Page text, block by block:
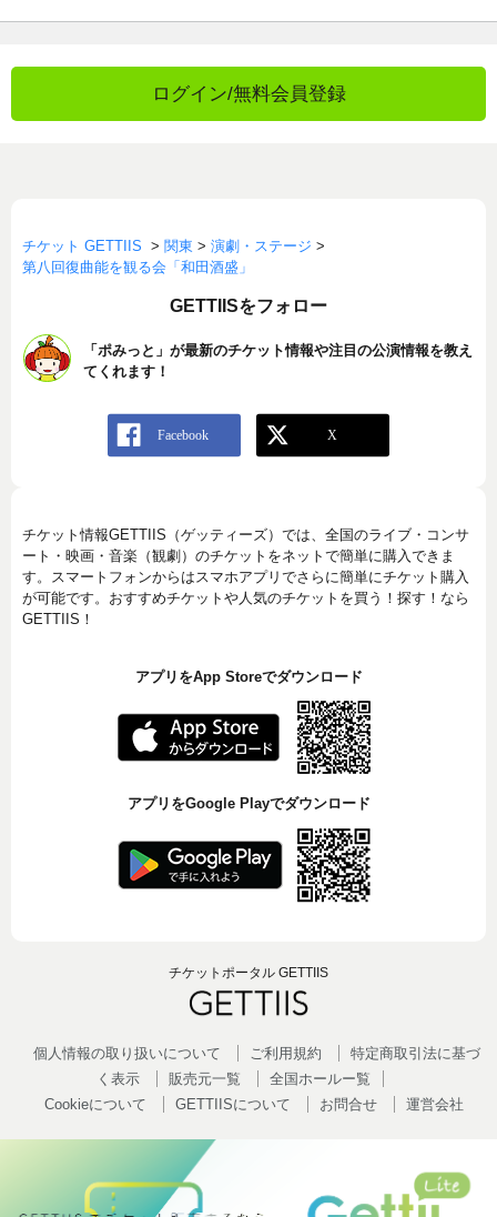
ログイン/無料会員登録
チケット GETTIIS > 関東 > 演劇・ステージ >
第八回復曲能を観る会「和田酒盛」
GETTIISをフォロー
「ポみっと」が最新のチケット情報や注目の公演情報を教え
てくれます！
チケット情報GETTIIS（ゲッティーズ）では、全国のライブ・コンサ
ート・映画・音楽（観劇）のチケットをネットで簡単に購入できま
す。スマートフォンからはスマホアプリでさらに簡単にチケット購入
が可能です。おすすめチケットや人気のチケットを買う！探す！なら
GETTIIS！
アプリをApp Storeでダウンロード
アプリをGoogle Playでダウンロード
チケットポータル GETTIIS
個人情報の取り扱いについて ご利用規約
特定商取引法に基づ
く表示
販売元一覧
全国ホールー覧
Cookieについて
GETTIISについて お問合せ 運営会社